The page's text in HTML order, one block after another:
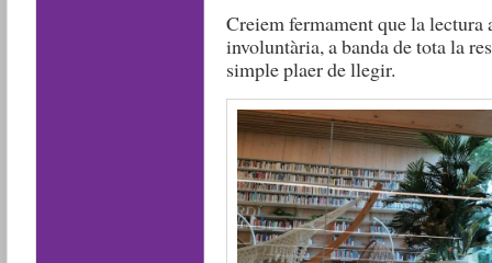
Creiem fermament que la lectura
involuntària, a banda de tota la
simple plaer de llegir.